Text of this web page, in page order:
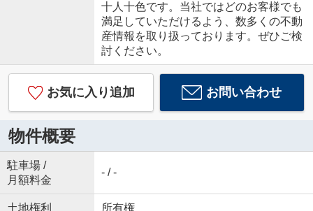
十人十色です。当社ではどのお客様でも
満足していただけるよう、数多くの不動
産情報を取り扱っております。ぜひご検
討ください。
お気に入り追加 お問い合わせ
物件概要
駐車場 /
月額料金
- / -
土地権利 所有権